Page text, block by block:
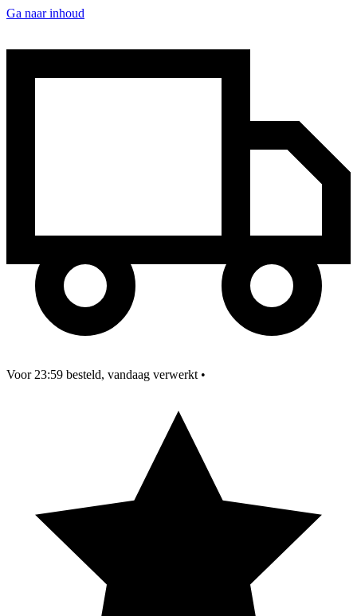
Ga naar inhoud
Voor 23:59 besteld, vandaag verwerkt •